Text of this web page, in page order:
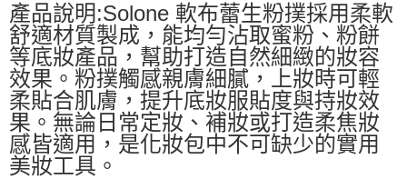
產品說明:Solone 軟布蕾生粉撲採用柔軟
舒適材質製成，能均勻沾取蜜粉、粉餅
等底妝產品，幫助打造自然細緻的妝容
效果。粉撲觸感親膚細膩，上妝時可輕
柔貼合肌膚，提升底妝服貼度與持妝效
果。無論日常定妝、補妝或打造柔焦妝
感皆適用，是化妝包中不可缺少的實用
美妝工具。